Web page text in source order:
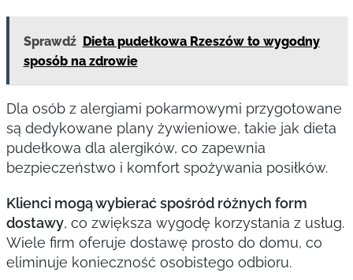
Sprawdź Dieta pudełkowa Rzeszów to wygodny
sposób na zdrowie
Dla osób z alergiami pokarmowymi przygotowane
są dedykowane plany żywieniowe, takie jak dieta
pudełkowa dla alergików, co zapewnia
bezpieczeństwo i komfort spożywania posiłków.
Klienci mogą wybierać spośród różnych form
dostawy, co zwiększa wygodę korzystania z usług.
Wiele firm oferuje dostawę prosto do domu, co
eliminuje konieczność osobistego odbioru.